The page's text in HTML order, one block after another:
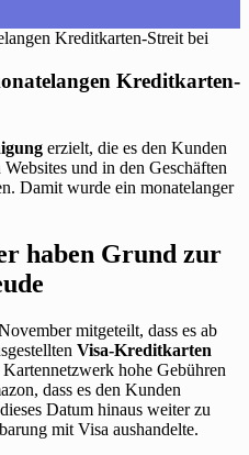
Kreditkarten-
erzielt, die es den Kunden
und in den Geschäften
Damit wurde ein monatelanger
haben Grund zur
mitgeteilt, dass es ab
Visa-Kreditkarten
hohe Gebühren
dass es den Kunden
Datum hinaus weiter zu
mit Visa aushandelte.